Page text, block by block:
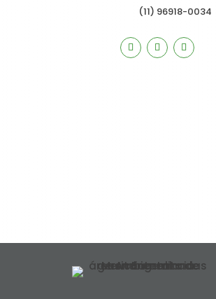
(11) 96918-0034